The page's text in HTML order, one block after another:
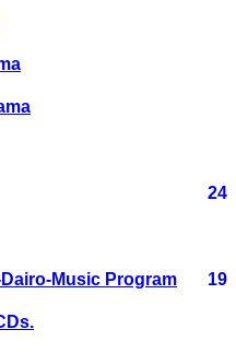
24
Music Program 19